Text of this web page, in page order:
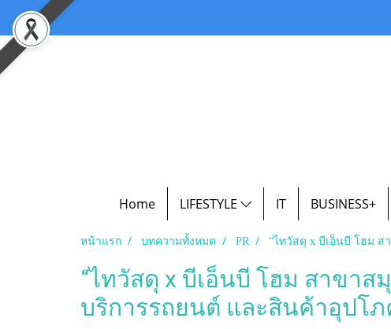
Home LIFESTYLE IT BUSINESS+
หน้าแรก บทความทั้งหมด PR “ไทวัสดุ x บีเอ็นบี โฮม
“ไทวัสดุ x บีเอ็นบี โฮม สาขา
บริการรถยนต์ และสินค้าอุปโภ